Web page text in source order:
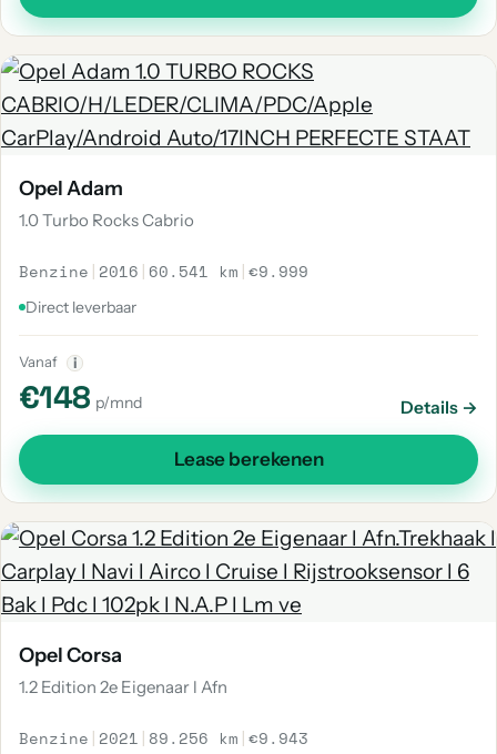
Opel Adam
1.0 Turbo Rocks Cabrio
Benzine | 2016 | 60.541 km |€9.999
Direct leverbaar
Vanaf i
€148 p/mnd Details →
Lease berekenen
Opel Corsa
1.2 Edition 2e Eigenaar l Afn
Benzine | 2021 | 89.256 km |€9.943